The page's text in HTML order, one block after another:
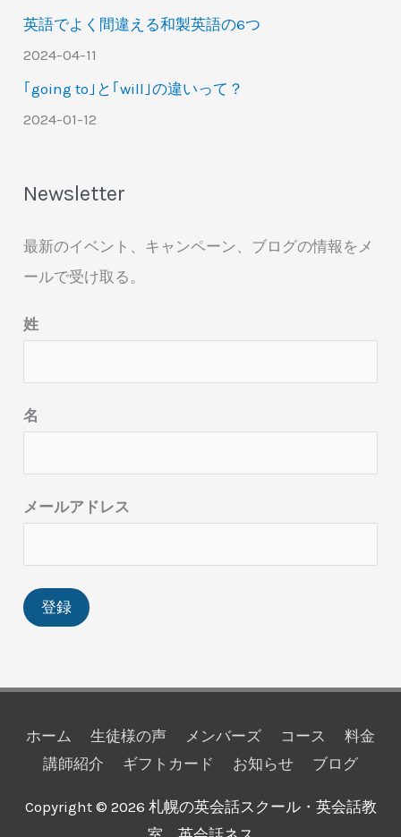
英語でよく間違える和製英語の6つ
2024-04-11
｢going to｣と｢will｣の違いって？
2024-01-12
Newsletter
最新のイベント、キャンペーン、ブログの情報をメ
ールで受け取る。
姓
名
メールアドレス
ホーム 生徒様の声 メンバーズ コース
料金
講師紹介
ギフトカード お知らせ ブログ
Copyright © 2026 札幌の英会話スクール・英会話教